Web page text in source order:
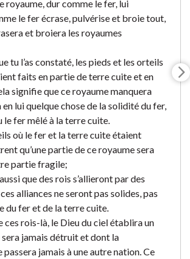
royaume, dur comme le fer, lui
le fer écrase, pulvérise et broie tout,
et broiera les royaumes
tu l’as constaté, les pieds et les orteils
faits en partie de terre cuite et en
signifie que ce royaume manquera
en lui quelque chose de la solidité du fer,
le fer mêlé à la terre cuite.
où le fer et la terre cuite étaient
qu’une partie de ce royaume sera
partie fragile;
que des rois s’allieront par des
alliances ne seront pas solides, pas
du fer et de la terre cuite.
ces rois-là, le Dieu du ciel établira un
sera jamais détruit et dont la
passera jamais à une autre nation. Ce